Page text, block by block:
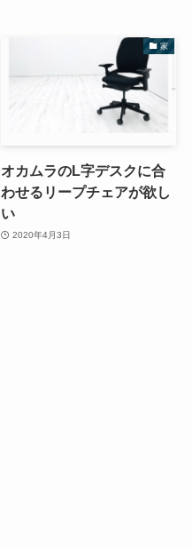
家
オカムラのL字デスクに合
わせるリープチェアが欲し
い
2020年4月3日